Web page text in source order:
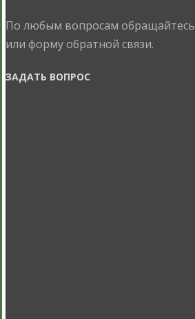
По любым вопросам обращайтесь
или форму обратной связи.
ЗАДАТЬ ВОПРОС